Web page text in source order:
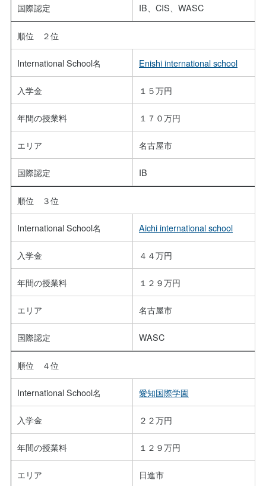
国際認定 IB、CIS、WASC
順位 ２位
International School名 Enishi international school
入学金 １５万円
年間の授業料 １７０万円
エリア 名古屋市
国際認定 IB
順位 ３位
International School名 Aichi international school
入学金 ４４万円
年間の授業料 １２９万円
エリア 名古屋市
国際認定 WASC
順位 ４位
International School名 愛知国際学園
入学金 ２２万円
年間の授業料 １２９万円
エリア 日進市